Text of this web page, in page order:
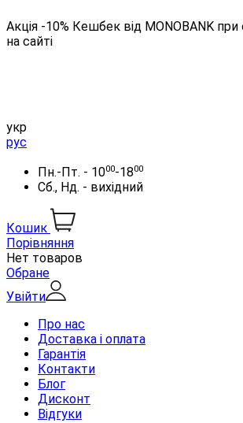
Акція -10% Кешбек від MONOBANK при
на сайті
укр
рус
Пн.-Пт. - 1000-1800
Сб., Нд. - вихідний
Кошик
Порівняння
Нет товаров
Обране
Увійти
Про нас
Доставка і оплата
Гарантія
Контакти
Блог
Дисконт
Відгуки